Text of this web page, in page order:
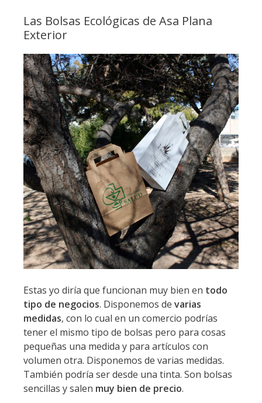
Las Bolsas Ecológicas de Asa Plana
Exterior
Estas yo diría que funcionan muy bien en todo
tipo de negocios. Disponemos de varias
medidas, con lo cual en un comercio podrías
tener el mismo tipo de bolsas pero para cosas
pequeñas una medida y para artículos con
volumen otra. Disponemos de varias medidas.
También podría ser desde una tinta. Son bolsas
sencillas y salen muy bien de precio.